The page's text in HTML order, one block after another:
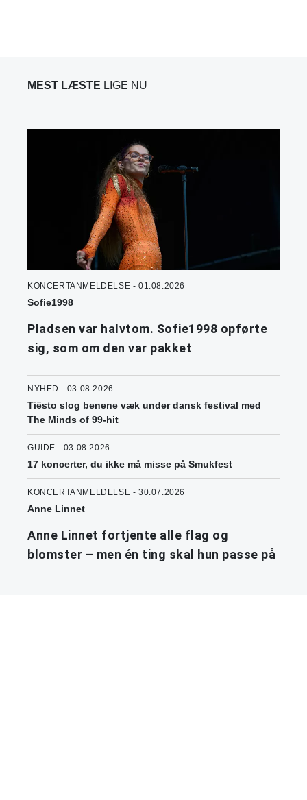
MEST LÆSTE LIGE NU
KONCERTANMELDELSE - 01.08.2026
Sofie1998
Pladsen var halvtom. Sofie1998 opførte
sig, som om den var pakket
NYHED - 03.08.2026
Tiësto slog benene væk under dansk festival med
The Minds of 99-hit
GUIDE - 03.08.2026
17 koncerter, du ikke må misse på Smukfest
KONCERTANMELDELSE - 30.07.2026
Anne Linnet
Anne Linnet fortjente alle flag og
blomster – men én ting skal hun passe på